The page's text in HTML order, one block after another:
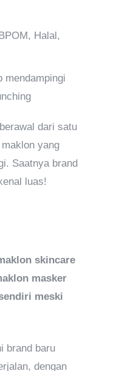
Halal,
mendampingi
dari satu
yang
Saatnya brand
luas!
skincare
masker
meski
brand baru
dengan